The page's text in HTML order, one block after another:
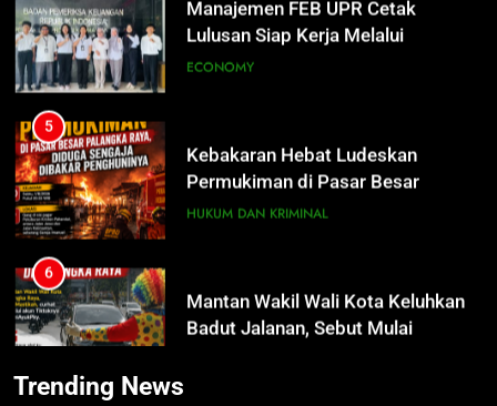
Program Magang Berdampak
ECONOMY
5
Palangka Raya, Diduga Sengaja
Dibakar Penghuninya
HUKUM DAN KRIMINAL
6
Meresahkan Pengendara
REGION VIRAL
Trending News
Permukiman di Pasar Besar
Palangka Raya, Diduga Sengaja
HUKUM DAN KRIMINAL
6